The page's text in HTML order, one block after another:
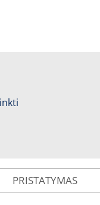
PRISTATYMAS